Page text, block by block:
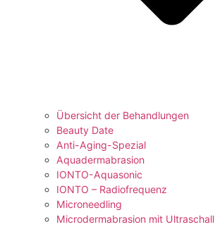
Übersicht der Behandlungen
Beauty Date
Anti-Aging-Spezial
Aquadermabrasion
IONTO-Aquasonic
IONTO – Radiofrequenz
Microneedling
Microdermabrasion mit Ultraschall